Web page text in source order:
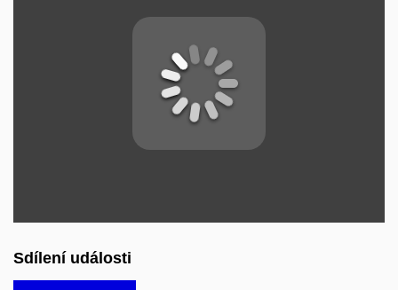
Sdílení události